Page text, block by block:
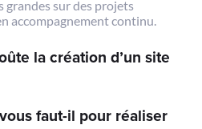
la création d’un site
faut-il pour réaliser